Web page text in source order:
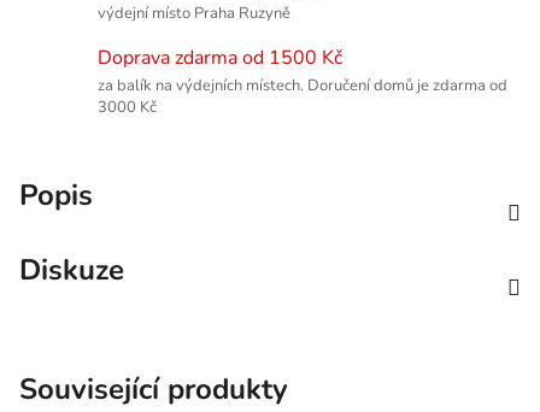
výdejní místo Praha Ruzyně
Doprava zdarma od 1500 Kč
za balík na výdejních místech. Doručení domů je zdarma od
3000 Kč
Popis
Diskuze
Související produkty